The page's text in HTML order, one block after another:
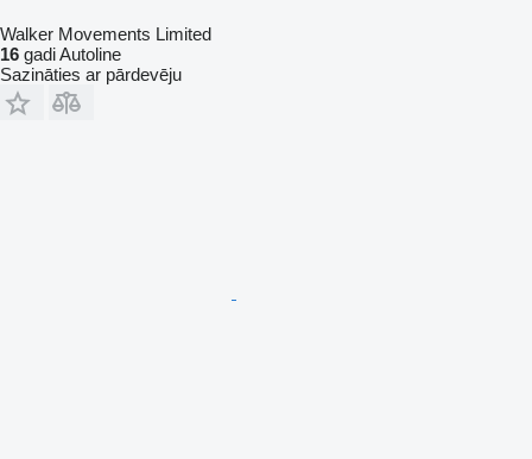
Walker Movements Limited
16 gadi Autoline
Sazināties ar pārdevēju